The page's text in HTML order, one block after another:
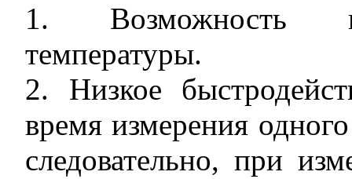
1. Возможность
температуры.
2. Низкое
время измерения
следовательно, при